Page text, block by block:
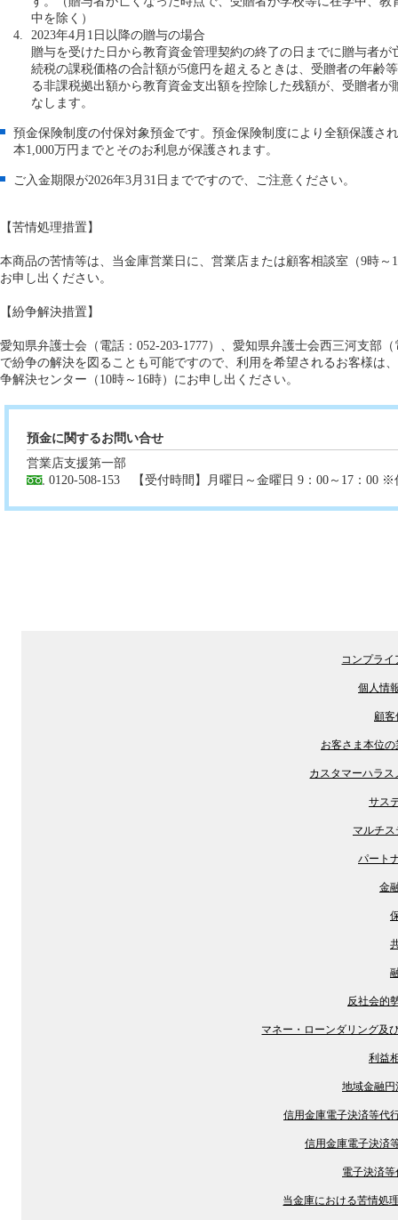
中を除く）
2023年4月1日以降の贈与の場合
贈与を受けた日から教育資金管理契約の終了の日までに贈与者
続税の課税価格の合計額が5億円を超えるときは、受贈者の年齢
る非課税拠出額から教育資金支出額を控除した残額が、受贈者
なします。
預金保険制度の付保対象預金です。預金保険制度により全額保護さ
本1,000万円までとそのお利息が保護されます。
ご入金期限が2026年3月31日までですので、ご注意ください。
【苦情処理措置】
本商品の苦情等は、当金庫営業日に、営業店または顧客相談室（9時～
お申し出ください。
【紛争解決措置】
愛知県弁護士会（電話：052-203-1777）、愛知県弁護士会西三河支部
で紛争の解決を図ることも可能ですので、利用を希望されるお客様は
争解決センター（10時～16時）にお申し出ください。
預金に関するお問い合せ
営業店支援第一部
0120-508-153 【受付時間】月曜日～金曜日 9：00～17：00
コンプラ
個人情
顧客
お客さま本位
カスタマーハラ
サス
マルチ
パート
金
反社会的
マネー・ローンダリング及
利益
地域金融
信用金庫電子決済等代
信用金庫電子決済
電子決済
当金庫における苦情処